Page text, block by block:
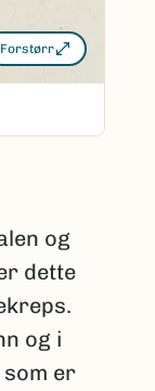
Forstørr
og
dette
og i
er